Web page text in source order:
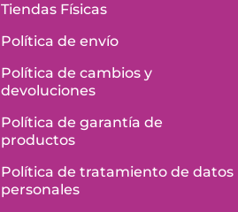
Tiendas Físicas
Política de envío
Política de cambios y
devoluciones
Política de garantía de
productos
Política de tratamiento de datos
personales